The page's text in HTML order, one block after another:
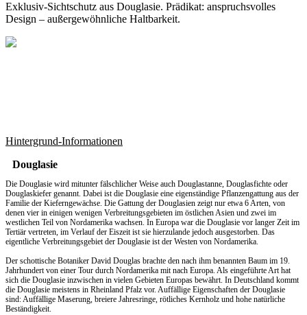
Exklusiv-Sichtschutz aus Douglasie. Prädikat: anspruchsvolles
Design – außergewöhnliche Haltbarkeit.
Hintergrund-Informationen
Douglasie
Die Douglasie wird mitunter fälschlicher Weise auch Douglastanne, Douglasfichte oder
Douglaskiefer genannt. Dabei ist die Douglasie eine eigenständige Pflanzengattung aus der
Familie der Kieferngewächse. Die Gattung der Douglasien zeigt nur etwa 6 Arten, von
denen vier in einigen wenigen Verbreitungsgebieten im östlichen Asien und zwei im
westlichen Teil von Nordamerika wachsen. In Europa war die Douglasie vor langer Zeit im
Tertiär vertreten, im Verlauf der Eiszeit ist sie hierzulande jedoch ausgestorben. Das
eigentliche Verbreitungsgebiet der Douglasie ist der Westen von Nordamerika.
Der schottische Botaniker David Douglas brachte den nach ihm benannten Baum im 19.
Jahrhundert von einer Tour durch Nordamerika mit nach Europa. Als eingeführte Art hat
sich die Douglasie inzwischen in vielen Gebieten Europas bewährt. In Deutschland kommt
die Douglasie meistens in Rheinland Pfalz vor. Auffällige Eigenschaften der Douglasie
sind: Auffällige Maserung, breiere Jahresringe, rötliches Kernholz und hohe natürliche
Beständigkeit.